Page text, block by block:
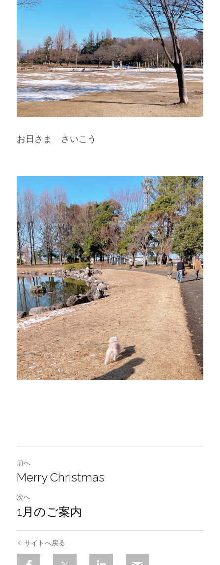
お日さま　さいこう
前へ
Merry Christmas
次へ
1月のご案内
サイトへ戻る